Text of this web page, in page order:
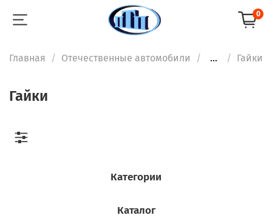
0
Главная Отечественные автомобили ... Гайки
Гайки
Категории
Каталог